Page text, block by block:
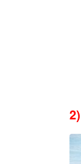
2)